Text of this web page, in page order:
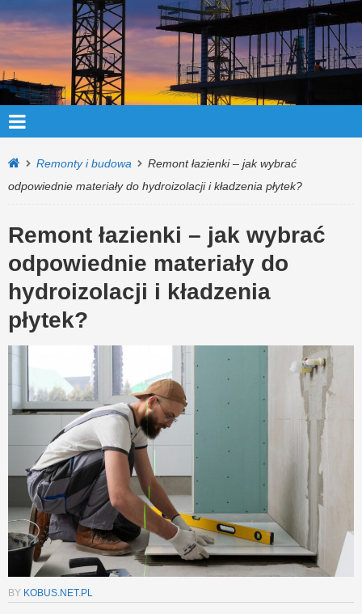
Remonty i budowa
Remont łazienki – jak wybrać
odpowiednie materiały do hydroizolacji i kładzenia płytek?
Remont łazienki – jak wybrać
odpowiednie materiały do
hydroizolacji i kładzenia
płytek?
BY KOBUS.NET.PL